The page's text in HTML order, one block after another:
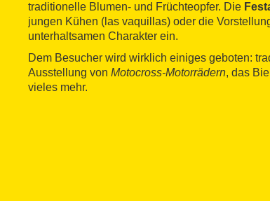
traditionelle Blumen- und Früchteopfer. Die
jungen Kühen (las vaquillas) oder die
unterhaltsamen Charakter ein.
Dem Besucher wird wirklich einiges geboten:
Ausstellung von Motocross-Motorrädern, das
vieles mehr.